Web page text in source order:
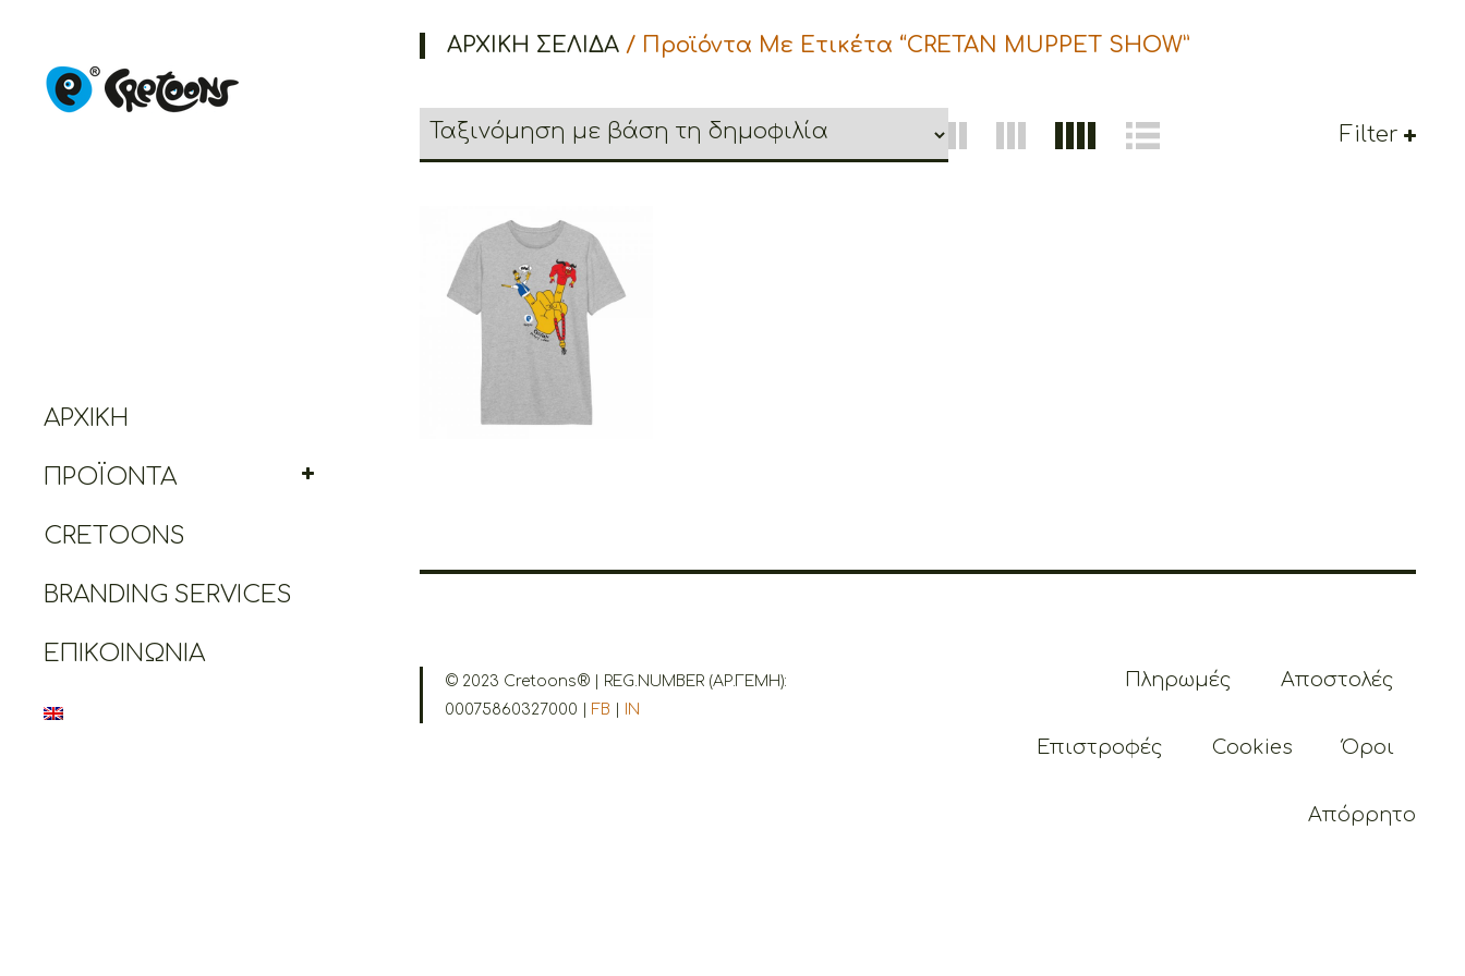
ΑΡΧΙΚΉ
ΠΡΟΪΌΝΤΑ
CRETOONS
BRANDING SERVICES
ΕΠΙΚΟΙΝΩΝΊΑ
ΑΡΧΙΚΉ ΣΕΛΊΔΑ / Προϊόντα Με Ετικέτα “CRETAN MUPPET SHOW”
Filter
Cretoons Cretan
Muppet Show – Comic
Collection
19.00
© 2023 Cretoons® | REG.NUMBER (ΑΡ.ΓΕΜΗ):
00075860327000 | FB | IN
Πληρωμές Αποστολές
Επιστροφές Cookies Όροι
Απόρρητο